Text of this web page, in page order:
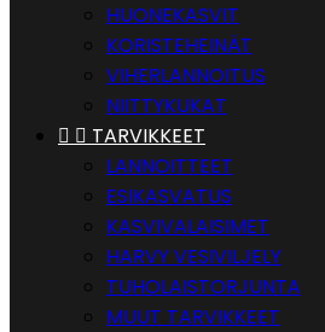
HUONEKASVIT
KORISTEHEINÄT
VIHERLANNOITUS
NIITTYKUKAT
  TARVIKKEET
LANNOITTEET
ESIKASVATUS
KASVIVALAISIMET
HARVY VESIVILJELY
TUHOLAISTORJUNTA
MUUT TARVIKKEET